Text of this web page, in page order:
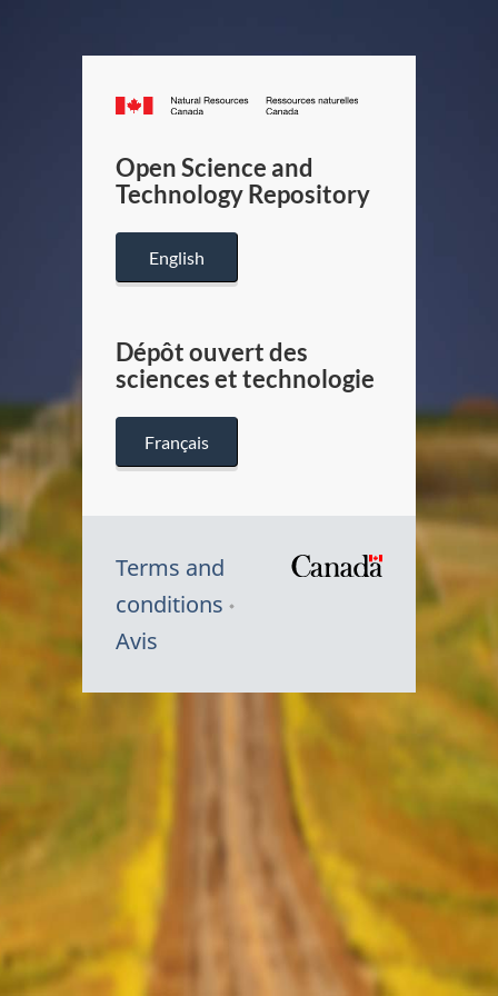
Canada.ca
/
Canada
Open Science and
Technology Repository
English
Dépôt ouvert des
sciences et technologie
Français
Terms and
conditions
Avis
Symbole
Canada